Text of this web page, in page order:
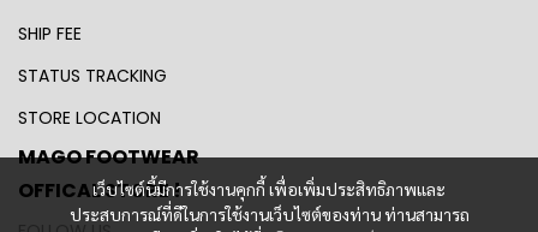
เว็บไซต์นี้มีการใช้งานคุกกี้ เพื่อเพิ่มประสิทธิภาพและ
ประสบการณ์ที่ดีในการใช้งานเว็บไซต์ของท่าน ท่านสามารถ
SHIP FEE
STATUS TRACKING
STORE LOCATION
MAGO FOOTWEAR
OFFICAL STORE !